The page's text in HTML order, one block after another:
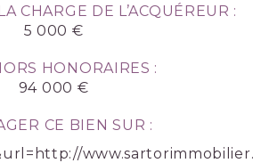
CHARGE DE L’ACQUÉREUR :
5 000 €
HONORAIRES :
94 000 €
CE BIEN SUR :